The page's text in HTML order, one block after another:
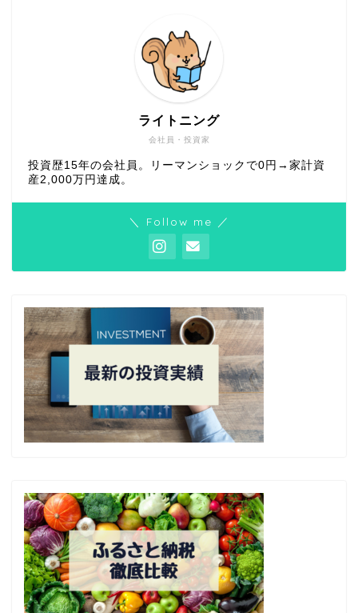
会社員・投資家
ライトニング
投資歴15年の会社員。リーマンショックで0円→家計資
産2,000万円達成。
＼ Follow me ／